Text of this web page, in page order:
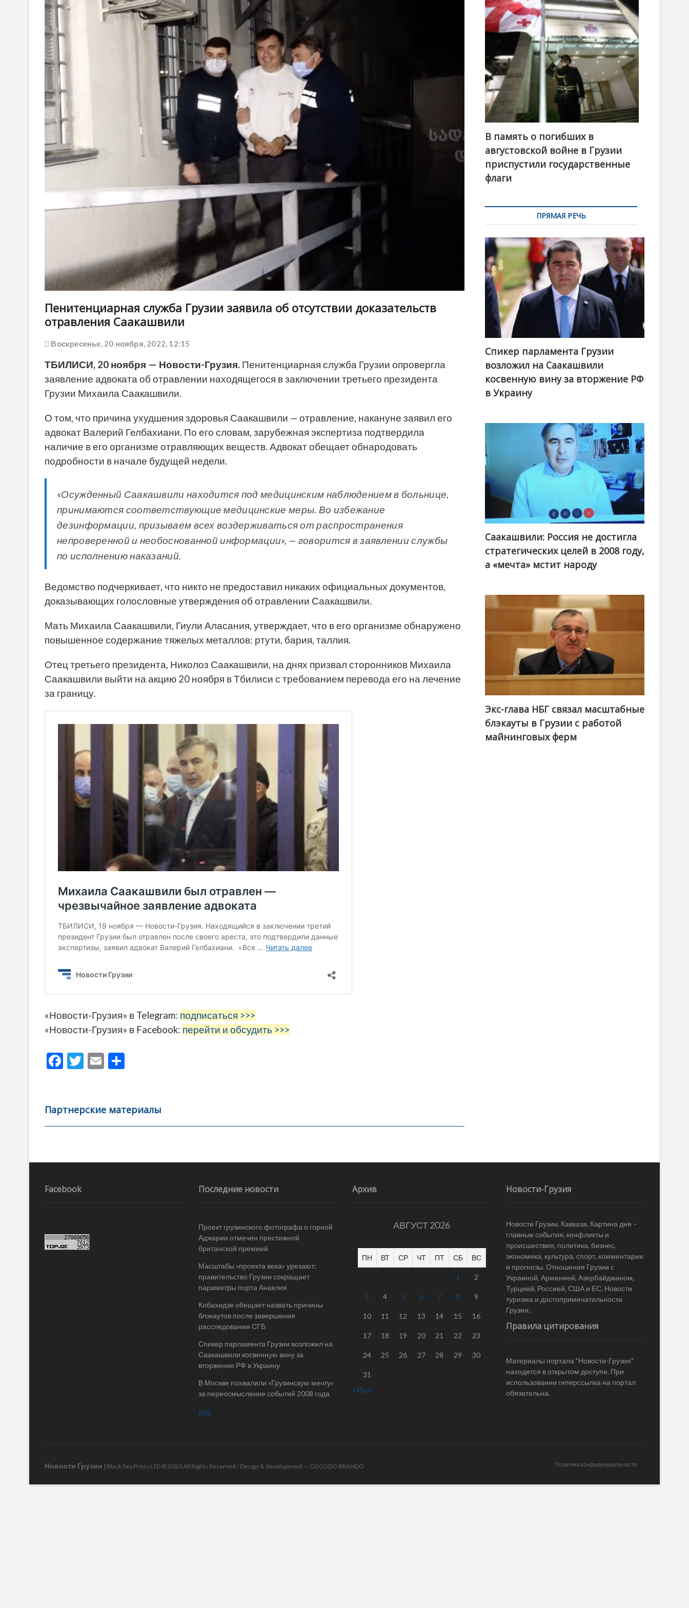
o
n
Пенитенциарная служба Грузии заявила об отсутствии доказательств
отравления Саакашвили
Воскресенье, 20 ноября, 2022, 12:15
ТБИЛИСИ, 20 ноября — Новости-Грузия. Пенитенциарная служба Грузии опровергла
заявление адвоката об отравлении находящегося в заключении третьего президента
Грузии Михаила Саакашвили.
О том, что причина ухудшения здоровья Саакашвили — отравление, накануне заявил его
адвокат Валерий Гелбахиани. По его словам, зарубежная экспертиза подтвердила
наличие в его организме отравляющих веществ. Адвокат обещает обнародовать
подробности в начале будущей недели.
«Осужденный Саакашвили находится под медицинским наблюдением в больнице,
принимаются соответствующие медицинские меры. Во избежание
дезинформации, призываем всех воздерживаться от распространения
непроверенной и необоснованной информации», — говорится в заявлении службы
по исполнению наказаний.
Ведомство подчеркивает, что никто не предоставил никаких официальных документов,
доказывающих голословные утверждения об отравлении Саакашвили.
Мать Михаила Саакашвили, Гиули Аласания, утверждает, что в его организме обнаружено
повышенное содержание тяжелых металлов: ртути, бария, таллия.
Отец третьего президента, Николоз Саакашвили, на днях призвал сторонников Михаила
Саакашвили выйти на акцию 20 ноября в Тбилиси с требованием перевода его на лечение
за границу.
«Новости-Грузия» в Telegram: подписаться >>>
«Новости-Грузия» в Facebook: перейти и обсудить >>>
F
b
o
k
T
er
E
l
а
в
ть
Партнерские материалы
Навигация
записям
В память о погибших в
августовской войне в Грузии
приспустили государственные
флаги
ПРЯМАЯ РЕЧЬ
Спикер парламента Грузии
возложил на Саакашвили
косвенную вину за вторжение РФ
в Украину
Саакашвили: Россия не достигла
стратегических целей в 2008 году,
а «мечта» мстит народу
Экс-глава НБГ связал масштабные
блэкауты в Грузии с работой
майнинговых ферм
Facebook Последние новости
Проект грузинского фотографа о горной
Аджарии отмечен престижной
британской премией
Масштабы «проекта века» урезают:
правительство Грузии сокращает
параметры порта Анаклия
Кобахидзе обещает назвать причины
блэкаутов после завершения
расследования СГБ
Спикер парламента Грузии возложил на
Саакашвили косвенную вину за
вторжение РФ в Украину
В Москве похвалили «Грузинскую мечту»
за переосмысление событий 2008 года
RSS
Архив
АВГУСТ 2026
ПН ВТ СР ЧТ ПТ СБ ВС
1 2
3 4 5 6 7 8 9
10 11 12 13 14 15 16
17 18 19 20 21 22 23
24 25 26 27 28 29 30
31
« Июл
Новости-Грузия
Новости Грузии, Кавказа. Картина дня –
главные события, конфликты и
происшествия, политика, бизнес,
экономика, культура, спорт, комментарии
и прогнозы. Отношения Грузии с
Украиной, Арменией, Азербайджаном,
Турцией, Россией, США и ЕС. Новости
туризма и достопримечательности
Грузии.
Правила цитирования
Материалы портала "Новости-Грузия"
находятся в открытом доступе. При
использовании гиперссылка на портал
обязательна.
Политика конфиденциальности
Новости Грузии | Black Sea Press LTD © 2020 All Rights Reserved / Design & development — COCODO BRANDO